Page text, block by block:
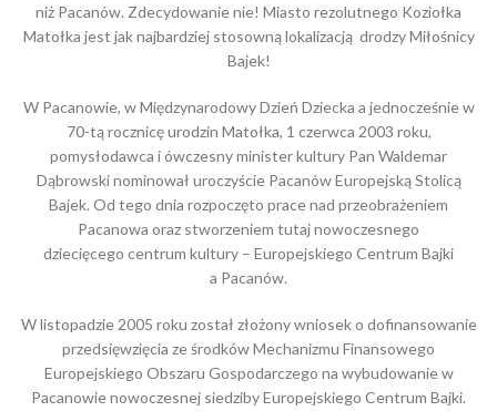
niż Pacanów. Zdecydowanie nie! Miasto rezolutnego Koziołka
Matołka jest jak najbardziej stosowną lokalizacją drodzy Miłośnicy
Bajek!
W Pacanowie, w Międzynarodowy Dzień Dziecka a jednocześnie w
70-tą rocznicę urodzin Matołka, 1 czerwca 2003 roku,
pomysłodawca i ówczesny minister kultury Pan Waldemar
Dąbrowski nominował uroczyście Pacanów Europejską Stolicą
Bajek. Od tego dnia rozpoczęto prace nad przeobrażeniem
Pacanowa oraz stworzeniem tutaj nowoczesnego
dziecięcego centrum kultury – Europejskiego Centrum Bajki
a Pacanów.
W listopadzie 2005 roku został złożony wniosek o dofinansowanie
przedsięwzięcia ze środków Mechanizmu Finansowego
Europejskiego Obszaru Gospodarczego na wybudowanie w
Pacanowie nowoczesnej siedziby Europejskiego Centrum Bajki.